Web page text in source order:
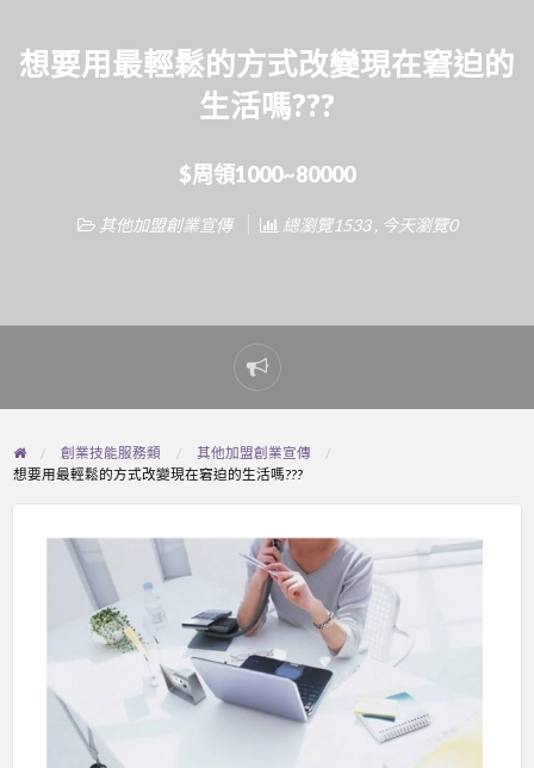
想要用最輕鬆的方式改變現在窘迫的
生活嗎???
$周領1000~80000
其他加盟創業宣傳 總瀏覽1533 , 今天瀏覽0
Report
problem
創業技能服務類
其他加盟創業宣傳
想要用最輕鬆的方式改變現在窘迫的生活嗎???